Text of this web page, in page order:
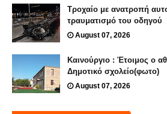
Τροχαίο με ανατροπή
τραυματισμό του οδηγού
August 07, 2026
Καινούργιο : Έτοιμος ο
Δημοτικό σχολείο(φωτο)
August 07, 2026